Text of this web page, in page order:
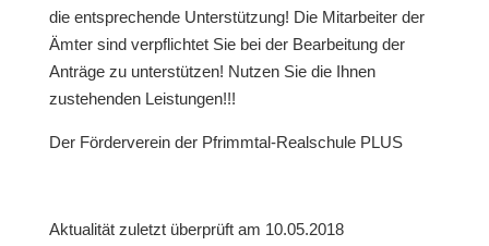
die entsprechende Unterstützung! Die Mitarbeiter der
Ämter sind verpflichtet Sie bei der Bearbeitung der
Anträge zu unterstützen! Nutzen Sie die Ihnen
zustehenden Leistungen!!!
Der Förderverein der Pfrimmtal-Realschule PLUS
Aktualität zuletzt überprüft am 10.05.2018